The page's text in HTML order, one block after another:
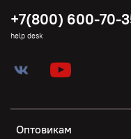
Оптовикам
+7(800) 600-70-
help desk